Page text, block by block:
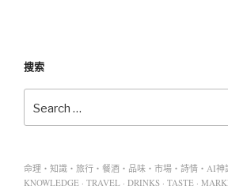
搜索
命理・知識・旅行・餐酒・品味・市場・詩情・AI
KNOWLEDGE · TRAVEL · DRINKS · TASTE ·